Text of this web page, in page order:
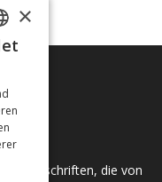
Zeitschriften, die von
×